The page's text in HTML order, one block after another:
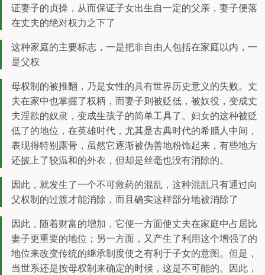
证妻子的贞操，从而保证子女出生自一定的父亲，妻子便落
在丈夫的绝对权力之下了
这种家庭的主要标志，一是把非自由人包括在家庭以内，一
是父权
母权制的被推翻，乃是女性的具有世界历史意义的失败。丈
夫在家中也掌握了权柄，而妻子则被贬低，被奴役，变成丈
夫淫欲的奴隶，变成生孩子的简单工具了。妇女的这种被贬
低了的地位，在英雄时代，尤其是古典时代的希腊人中间，
表现得特别露骨，虽然它逐渐被伪善地粉饰起来，有些地方
还披上了较温和的外衣，但却是丝毫也没有消除的。
因此，就发生了一个不可救药的混乱，这种混乱只有通过向
父权制的过渡才能消除，而且确实这样部分地被消除了
因此，随着财富的增加，它便一方面使丈夫在家庭中占居比
妻子更重要的地位；另一方面，又产生了利用这个增强了的
地位来改变传统的继承制度使之有利于子女的意图。但是，
当世系还是按母权制来确定的时候，这是不可能的。因此，